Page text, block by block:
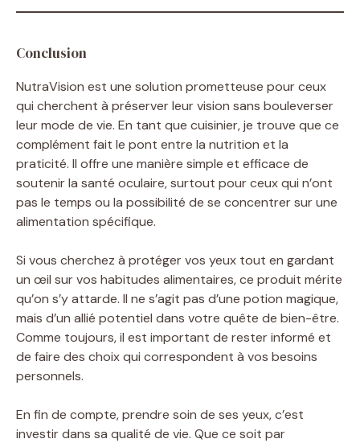
Conclusion
NutraVision est une solution prometteuse pour ceux
qui cherchent à préserver leur vision sans bouleverser
leur mode de vie. En tant que cuisinier, je trouve que ce
complément fait le pont entre la nutrition et la
praticité. Il offre une manière simple et efficace de
soutenir la santé oculaire, surtout pour ceux qui n’ont
pas le temps ou la possibilité de se concentrer sur une
alimentation spécifique.
Si vous cherchez à protéger vos yeux tout en gardant
un œil sur vos habitudes alimentaires, ce produit mérite
qu’on s’y attarde. Il ne s’agit pas d’une potion magique,
mais d’un allié potentiel dans votre quête de bien-être.
Comme toujours, il est important de rester informé et
de faire des choix qui correspondent à vos besoins
personnels.
En fin de compte, prendre soin de ses yeux, c’est
investir dans sa qualité de vie. Que ce soit par